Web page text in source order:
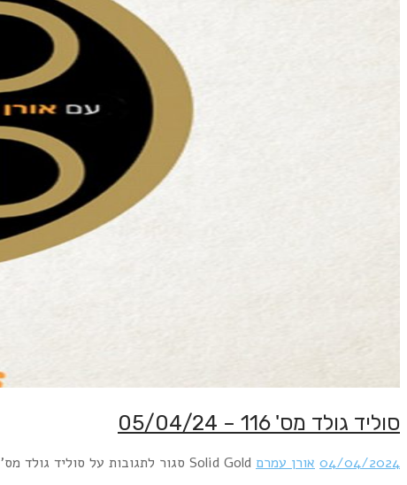
סוליד גולד מס' 116 – 05/04/24
04/04/2024 אורן עמרם Solid Gold סגור לתגובות על סוליד גולד מס' 116 – 05/04/24